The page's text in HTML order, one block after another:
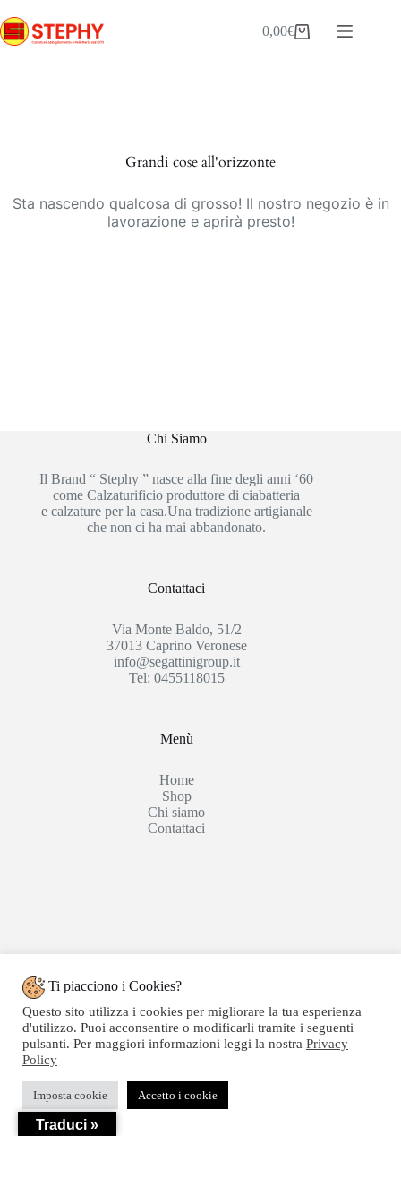
al
contenuto
Carrello
0,00€
Grandi cose all'orizzonte
Sta nascendo qualcosa di grosso! Il nostro negozio è in
lavorazione e aprirà presto!
Chi Siamo
Il Brand “ Stephy ” nasce alla fine degli anni ‘60
come Calzaturificio produttore di ciabatteria
e calzature per la casa.Una tradizione artigianale
che non ci ha mai abbandonato.
Contattaci
Via Monte Baldo, 51/2
37013 Caprino Veronese
info@segattinigroup.it
Tel: 0455118015
Menù
Home
Shop
Chi siamo
Contattaci
Copyright © 2020 SEGATTINI GROUP SRL - Web
powered by Dylog Italia S.p.a. - P.IVA 04550820239
Privacy
Ti piacciono i Cookies?
Questo sito utilizza i cookies per migliorare la tua esperienza
d'utilizzo. Puoi acconsentire o modificarli tramite i seguenti
pulsanti. Per maggiori informazioni leggi la nostra Privacy
Policy
Imposta cookie Accetto i cookie
Traduci »